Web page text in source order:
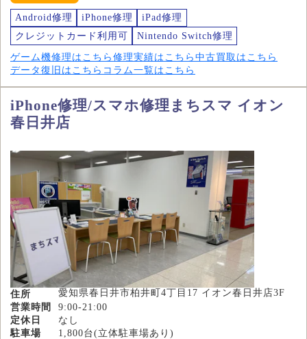
Android修理 iPhone修理
iPad修理
クレジットカード利用可
Nintendo Switch修理
ゲーム機修理はこちら 修理実績はこちら 中古買取はこちら
データ復旧はこちら コラム一覧はこちら
iPhone修理/スマホ修理まちスマ イオン
春日井店
住所
愛知県春日井市柏井町4丁目17 イオン春日井店3F
営業時間
9:00-21:00
定休日
なし
駐車場
1,800台(立体駐車場あり)